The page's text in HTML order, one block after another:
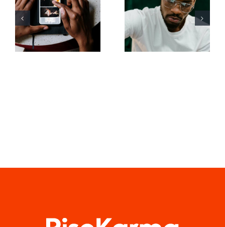
animar fotos
y crear
publicaciones
atractivas
avanzadas
para mejorar
la
comprensión